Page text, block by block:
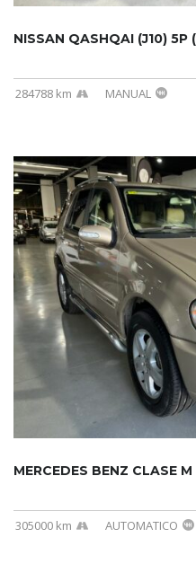
NISSAN QASHQAI (J10) 5P
284788 km MANUAL
305000 km AUTOMATICO